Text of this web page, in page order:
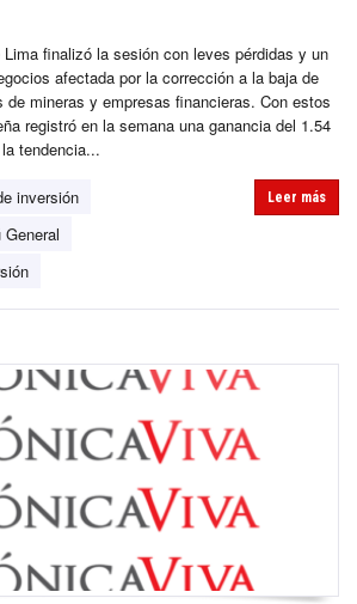
finalizó la sesión con leves pérdidas y un
afectada por la corrección a la baja de
mineras y empresas financieras. Con estos
registró en la semana una ganancia del 1.54
tendencia...
inversión
Leer más